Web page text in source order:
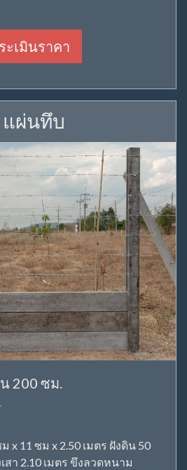
ะเมินราคา
แผ่นทึบ
200 ซม.
x 11 ซม x 2.50 เมตร ฝังดิน 50
สา 2.10 เมตร ขึงลวดหนาม